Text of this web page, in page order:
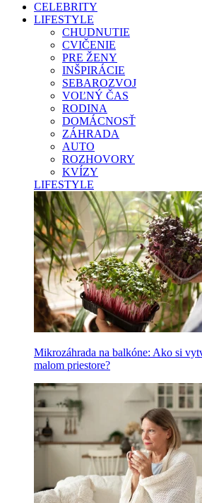
CELEBRITY
LIFESTYLE
CHUDNUTIE
CVIČENIE
PRE ŽENY
INŠPIRÁCIE
SEBAROZVOJ
VOĽNÝ ČAS
RODINA
DOMÁCNOSŤ
ZÁHRADA
AUTO
ROZHOVORY
KVÍZY
LIFESTYLE
Mikrozáhrada na balkóne: Ako si
malom priestore?